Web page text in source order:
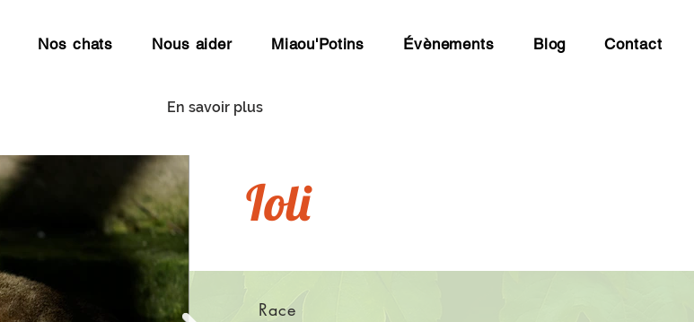
Nos chats Nous aider Miaou'Potins Évènements Blog Contact
En savoir plus
Ioli
Race